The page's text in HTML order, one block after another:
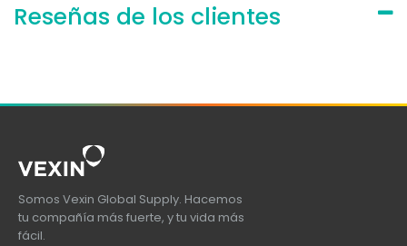
Reseñas de los clientes
Somos Vexin Global Supply. Hacemos
tu compañía más fuerte, y tu vida más
fácil.